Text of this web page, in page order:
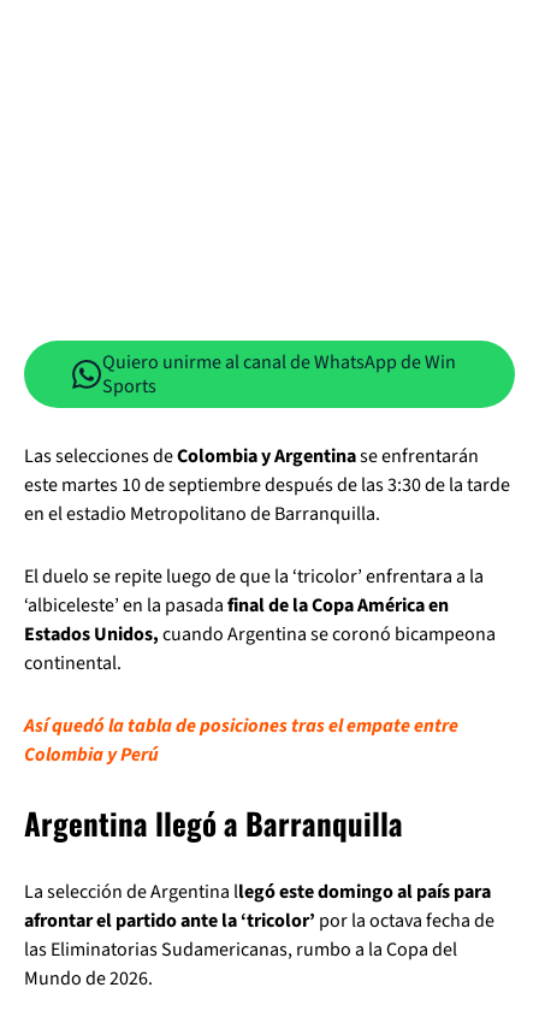
Quiero unirme al canal de WhatsApp de Win
Sports
Las selecciones deColombia y Argentinase enfrentarán
este martes 10 de septiembre después de las 3:30 de la tarde
en el estadio Metropolitano de Barranquilla.
El duelo se repite luego de que la ‘tricolor’ enfrentara a la
‘albiceleste’ en la pasadafinal de la Copa América en
Estados Unidos,cuando Argentina se coronó bicampeona
continental.
Así quedó la tabla de posiciones tras el empate entre
Colombia y Perú
Argentina llegó a Barranquilla
La selección de Argentina llegó este domingo al país para
afrontar el partido ante la ‘tricolor’ por la octava fecha de
las Eliminatorias Sudamericanas, rumbo a la Copa del
Mundo de 2026.